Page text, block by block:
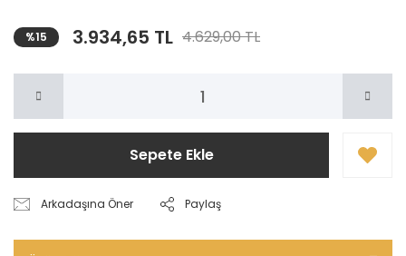
%15 3.934,65 TL 4.629,00 TL
Sepete Ekle
Arkadaşına Öner Paylaş